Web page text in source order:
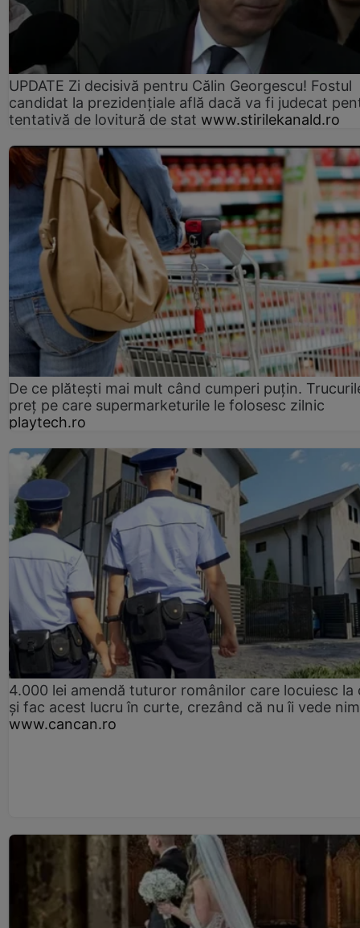
UPDATE Zi decisivă pentru Călin Georgescu! Fostul
candidat la prezidențiale află dacă va fi judecat
tentativă de lovitură de stat www.stirilekanald.ro
De ce plătești mai mult când cumperi puțin.
preț pe care supermarketurile le folosesc zilnic
playtech.ro
4.000 lei amendă tuturor românilor care locuiesc la
și fac acest lucru în curte, crezând că nu îi vede
www.cancan.ro